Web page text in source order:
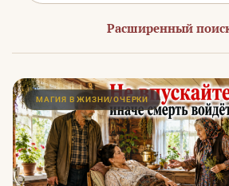
Расширенный
МАГИЯ В ЖИЗНИ/ОЧЕРКИ